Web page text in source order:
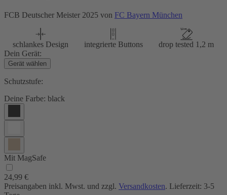
FCB Deutscher Meister 2025 von FC Bayern München
schlankes Design integrierte Buttons
drop tested 1,2 m
Dein Gerät:
Gerät wählen
Schutzstufe:
Deine Farbe: black
Mit MagSafe
24,99 €
Preisangaben inkl. Mwst. und zzgl. Versandkosten. Lieferzeit: 3-5